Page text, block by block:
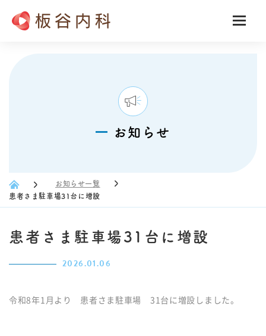
お知らせ
お知らせ一覧
患者さま駐車場31台に増設
患者さま駐車場31台に増設
2026.01.06
令和8年1月より 患者さま駐車場 31台に増設しました。